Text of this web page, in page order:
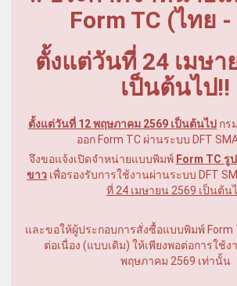
Form TC (ไทย
ตั้งแต่วันที่ 24 เมษา
เป็นต้นไป!!
ตั้งแต่วันที่ 12 พฤษภาคม 2569 เป็นต้นไป กร
ออก Form TC ผ่านระบบ DFT
จึงขอแจ้งเปิดจำหน่ายแบบพิมพ์ Form TC รู
ขาว เพื่อรองรับการใช้งานผ่านระบบ DFT
ที่ 24 เมษายน 2569 เป็นต้น
และขอให้ผู้ประกอบการสั่งซื้อแบบพิมพ์ Form
ต่อเนื่อง (แบบเดิม) ให้เพียงพอต่อการใช้ง
พฤษภาคม 2569 เท่านั้น